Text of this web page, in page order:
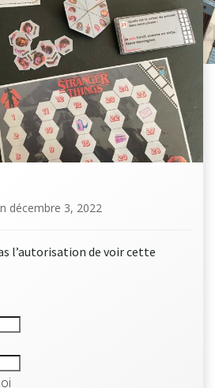
décembre 3, 2022
l’autorisation de voir cette